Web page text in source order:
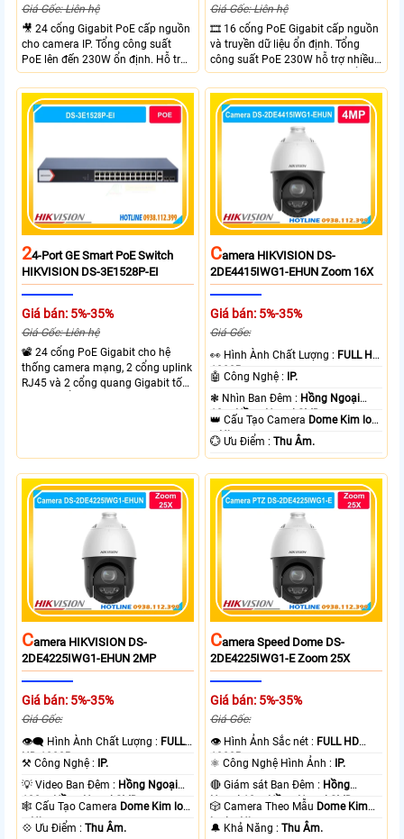
Giá Gốc: Liên hệ
🎥 24 cổng Gigabit PoE cấp nguồn
cho camera IP. Tổng công suất
PoE lên đến 230W ổn định. Hỗ trợ
truyền PoE xa đến 300 mét. Băng
thông chuyển mạch đạt 68 Gbps
mạnh mẽ.
Giá Gốc: Liên hệ
🎞 16 cổng PoE Gigabit cấp nguồn
và truyền dữ liệu ổn định. Tổng
công suất PoE 230W hỗ trợ nhiều
thiết bị cùng lúc. Tốc độ chuyển
mạch 68Gbps đảm bảo hiệu suất
cao ổn định. Hỗ trợ truyền PoE xa
lên đến 300m cho hệ thống
24-Port GE Smart PoE Switch
HIKVISION DS-3E1528P-EI
Giá bán: 5%-35%
Giá Gốc: Liên hệ
📽 24 cổng PoE Gigabit cho hệ
thống camera mạng, 2 cổng uplink
RJ45 và 2 cổng quang Gigabit tốc
CAmera HIKVISION DS-
2DE4415IWG1-EHUN Zoom 16X
Giá bán: 5%-35%
Giá Gốc:
️👀 Hình Ành Chất Lượng : FULL HD
1080P .
🤖️ Công Nghệ :
IP.
❃ Nhìn Ban Đêm : Hồng Ngoại
10m Hồng Ngoại SMD.
👑 Cấu Tạo Camera Dome Kim loại
+ Nhựa.
️💮 Ưu Điểm :Thu Âm.
CAmera HIKVISION DS-
2DE4225IWG1-EHUN 2MP
Giá bán: 5%-35%
Giá Gốc:
👁️‍🗨 Hình Ành Chất Lượng : FULL
HD 1080P .
⚒ Công Nghệ :
IP.
💡 Video Ban Đêm : Hồng Ngoại
100m Hồng Ngoại SMD.
🕸️ Cấu Tạo Camera Dome Kim loại
+ Nhựa.
️💠 Ưu Điểm :Thu Âm.
CAmera Speed Dome DS-
2DE4225IWG1-E Zoom 25X
Giá bán: 5%-35%
Giá Gốc:
👁 Hình Ảnh Sắc nét : FULL HD
1080P .
⚛️ Công Nghệ Hình Ảnh :
IP.
🔴 Giám sát Ban Đêm : Hồng
Ngoại 10m Hồng Ngoại SMD.
🎲 Camera Theo Mẫu Dome Kim
loại + Nhựa.
️🔔 Khả Năng :Thu Âm.